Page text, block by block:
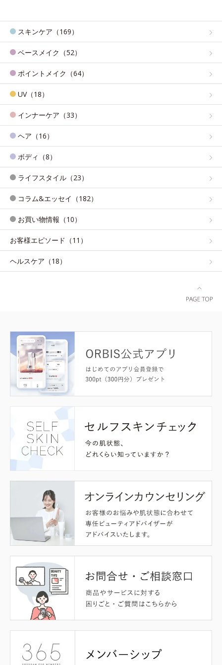
スキンケア（169）
ベースメイク（52）
ポイントメイク（64）
UV（18）
インナーケア（33）
ヘア（16）
ボディ（8）
ライフスタイル（23）
コラム&エッセイ（182）
お買い物情報（10）
お客様エピソード（11）
ヘルスケア（18）